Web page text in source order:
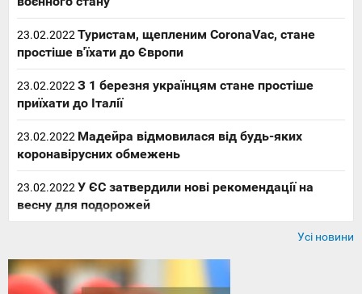
23.02.2022 Туристам, щепленим CoronaVac, стане
простіше в'їхати до Європи
23.02.2022 З 1 березня українцям стане простіше
приїхати до Італії
23.02.2022 Мадейра відмовилася від будь-яких
коронавірусних обмежень
23.02.2022 У ЄС затвердили нові рекомендації на
весну для подорожей
Усі новини